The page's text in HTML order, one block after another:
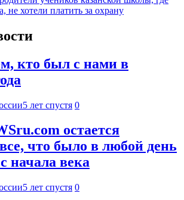
не хотели платить за охрану
кто был с нами в
5 лет спустя 0
остается
что было в любой день
начала века
5 лет спустя 0